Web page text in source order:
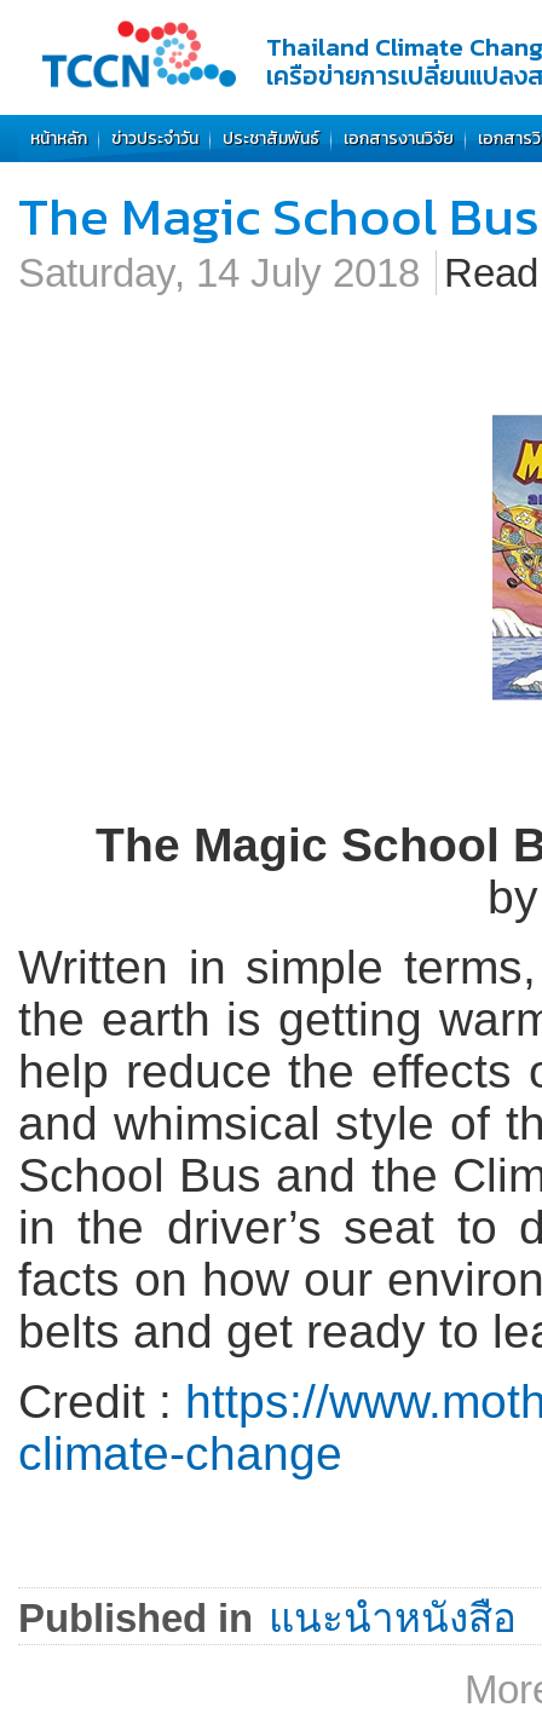
Thailand Climate
เครือข่ายการเปลี่ยนแปลง
หน้าหลัก ข่าวประจำวัน ประชาสัมพันธ์ เอกสารงานวิจัย เอกสาร
The Magic School
Saturday, 14 July 2018
The Magic School
Written in simple
the earth is getting
help reduce the effects
and whimsical style of
School Bus and the
in the driver’s seat to
facts on how our
belts and get ready to
Credit : https://
climate-change
Published in แนะนำหนังสือ